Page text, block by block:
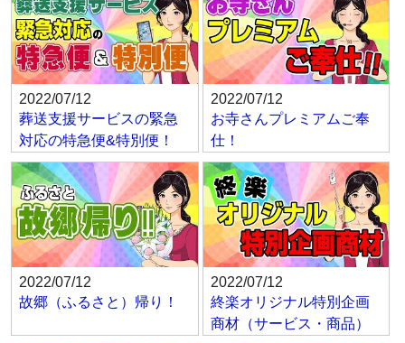
2022/07/12
葬送支援サービスの緊急
対応の特急便&特別便！
2022/07/12
お寺さんプレミアムご奉
仕！
2022/07/12
故郷（ふるさと）帰り！
2022/07/12
終楽オリジナル特別企画
商材（サービス・商品）